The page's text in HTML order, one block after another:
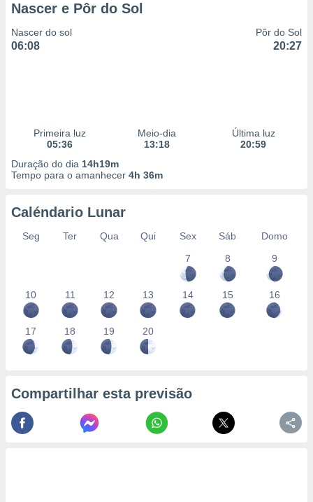
Nascer e Pôr do Sol
Nascer do sol
06:08
Pôr do Sol
20:27
Primeira luz
05:36
Meio-dia
13:18
Última luz
20:59
Duração do dia 14h19m
Tempo para o amanhecer 4h 36m
Caléndario Lunar
Seg Ter Qua Qui Sex Sáb
Domo
7
8 9
10 11 12 13 14 15 16
17 18 19 20
Compartilhar esta previsão